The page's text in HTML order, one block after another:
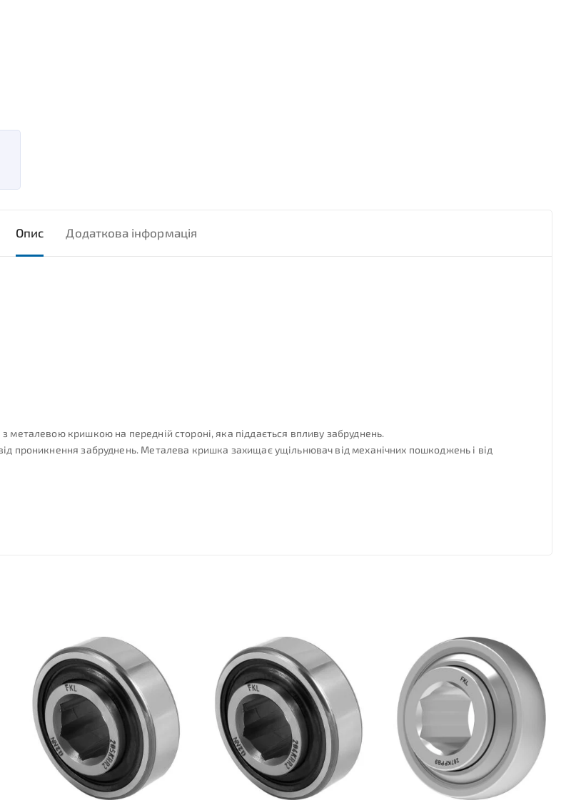
Опис Додаткова інформація
кришкою на передній стороні, яка піддається впливу забруднень.
проникнення забруднень. Металева кришка захищає ущільнювач від механічних пошкоджень і від